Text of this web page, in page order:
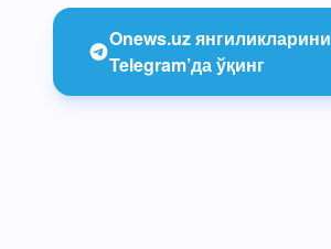
Onews.uz янгиликларини
Telegram’да ўқинг